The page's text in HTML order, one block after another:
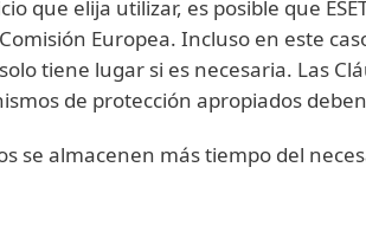
que elija utilizar, es posible que
Europea. Incluso en este
tiene lugar si es necesaria. Las
de protección apropiados
se almacenen más tiempo del